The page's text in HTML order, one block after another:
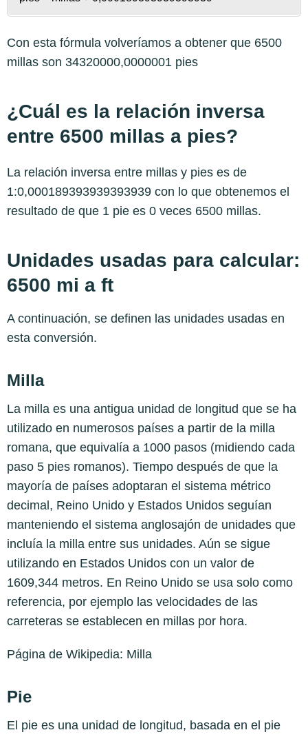
Con esta fórmula volveríamos a obtener que 6500
millas son 34320000,0000001 pies
¿Cuál es la relación inversa
entre 6500 millas a pies?
La relación inversa entre millas y pies es de
1:0,000189393939393939 con lo que obtenemos el
resultado de que 1 pie es 0 veces 6500 millas.
Unidades usadas para calcular:
6500 mi a ft
A continuación, se definen las unidades usadas en
esta conversión.
Milla
La milla es una antigua unidad de longitud que se ha
utilizado en numerosos países a partir de la milla
romana, que equivalía a 1000 pasos (midiendo cada
paso 5 pies romanos). Tiempo después de que la
mayoría de países adoptaran el sistema métrico
decimal, Reino Unido y Estados Unidos seguían
manteniendo el sistema anglosajón de unidades que
incluía la milla entre sus unidades. Aún se sigue
utilizando en Estados Unidos con un valor de
1609,344 metros. En Reino Unido se usa solo como
referencia, por ejemplo las velocidades de las
carreteras se establecen en millas por hora.
Página de Wikipedia: Milla
Pie
El pie es una unidad de longitud, basada en el pie